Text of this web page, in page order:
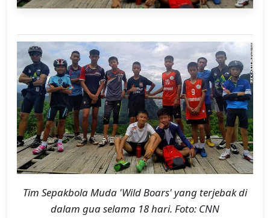
Tim Sepakbola Muda 'Wild Boars' yang terjebak di
dalam gua selama 18 hari. Foto: CNN